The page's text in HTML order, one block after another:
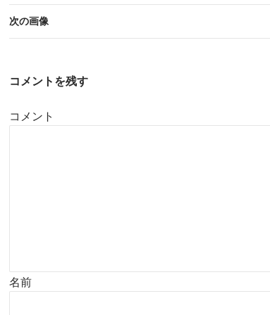
次の画像
コメントを残す
コメント
名前